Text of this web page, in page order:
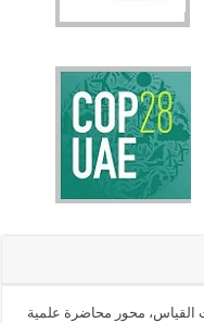
القياس، محور محاضرة علمية